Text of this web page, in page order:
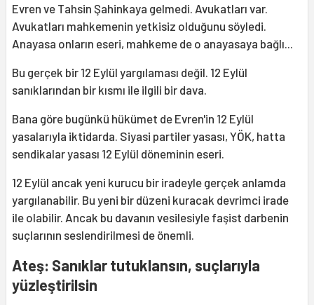
Evren ve Tahsin Şahinkaya gelmedi. Avukatları var.
Avukatları mahkemenin yetkisiz olduğunu söyledi.
Anayasa onların eseri, mahkeme de o anayasaya bağlı...
Bu gerçek bir 12 Eylül yargılaması değil. 12 Eylül
sanıklarından bir kısmı ile ilgili bir dava.
Bana göre bugünkü hükümet de Evren'in 12 Eylül
yasalarıyla iktidarda. Siyasi partiler yasası, YÖK, hatta
sendikalar yasası 12 Eylül döneminin eseri.
12 Eylül ancak yeni kurucu bir iradeyle gerçek anlamda
yargılanabilir. Bu yeni bir düzeni kuracak devrimci irade
ile olabilir. Ancak bu davanın vesilesiyle faşist darbenin
suçlarının seslendirilmesi de önemli.
Ateş: Sanıklar tutuklansın, suçlarıyla
yüzleştirilsin